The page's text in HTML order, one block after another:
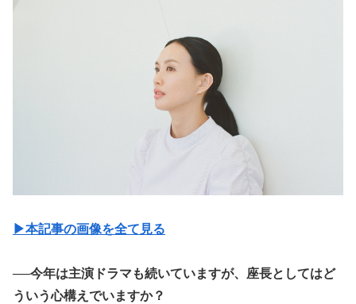
▶︎本記事の画像を全て見る
──今年は主演ドラマも続いていますが、座長としてはど
ういう心構えでいますか？